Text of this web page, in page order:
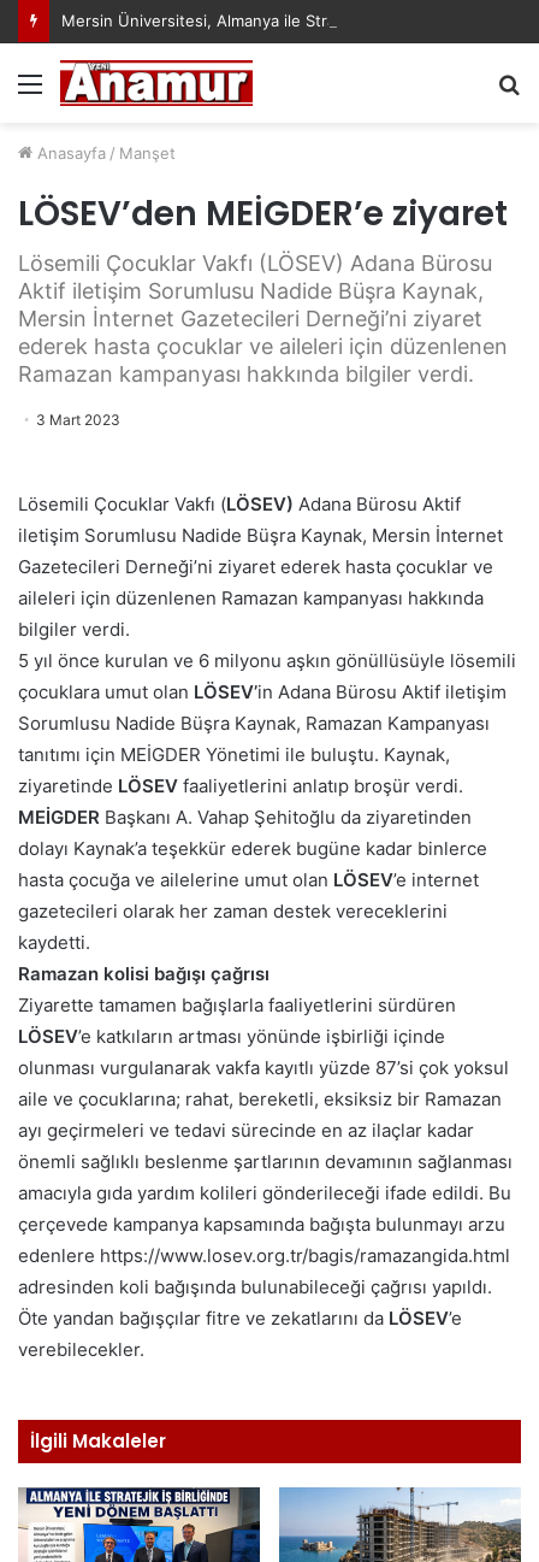
Menü
Anasayfa / Manşet
LÖSEV’den MEİGDER’e ziyaret
Lösemili Çocuklar Vakfı (LÖSEV) Adana Bürosu
Aktif iletişim Sorumlusu Nadide Büşra Kaynak,
Mersin İnternet Gazetecileri Derneği’ni ziyaret
ederek hasta çocuklar ve aileleri için düzenlenen
Ramazan kampanyası hakkında bilgiler verdi.
3 Mart 2023
Lösemili Çocuklar Vakfı (LÖSEV) Adana Bürosu Aktif
iletişim Sorumlusu Nadide Büşra Kaynak, Mersin İnternet
Gazetecileri Derneği’ni ziyaret ederek hasta çocuklar ve
aileleri için düzenlenen Ramazan kampanyası hakkında
bilgiler verdi.
5 yıl önce kurulan ve 6 milyonu aşkın gönüllüsüyle lösemili
çocuklara umut olan LÖSEV’in Adana Bürosu Aktif iletişim
Sorumlusu Nadide Büşra Kaynak, Ramazan Kampanyası
tanıtımı için MEİGDER Yönetimi ile buluştu. Kaynak,
ziyaretinde LÖSEV faaliyetlerini anlatıp broşür verdi.
MEİGDER Başkanı A. Vahap Şehitoğlu da ziyaretinden
dolayı Kaynak’a teşekkür ederek bugüne kadar binlerce
hasta çocuğa ve ailelerine umut olan LÖSEV’e internet
gazetecileri olarak her zaman destek vereceklerini
kaydetti.
Ramazan kolisi bağışı çağrısı
Ziyarette tamamen bağışlarla faaliyetlerini sürdüren
LÖSEV’e katkıların artması yönünde işbirliği içinde
olunması vurgulanarak vakfa kayıtlı yüzde 87’si çok yoksul
aile ve çocuklarına; rahat, bereketli, eksiksiz bir Ramazan
ayı geçirmeleri ve tedavi sürecinde en az ilaçlar kadar
önemli sağlıklı beslenme şartlarının devamının sağlanması
amacıyla gıda yardım kolileri gönderileceği ifade edildi. Bu
çerçevede kampanya kapsamında bağışta bulunmayı arzu
edenlere https://www.losev.org.tr/bagis/ramazangida.html
adresinden koli bağışında bulunabileceği çağrısı yapıldı.
Öte yandan bağışçılar fitre ve zekatlarını da LÖSEV’e
verebilecekler.
İlgili Makaleler